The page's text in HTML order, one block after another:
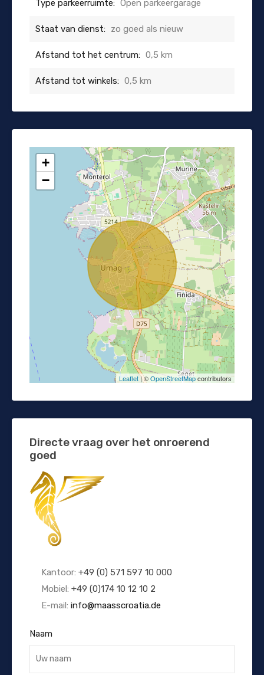
Type parkeerruimte: Open parkeergarage
Staat van dienst: zo goed als nieuw
Afstand tot het centrum: 0,5 km
Afstand tot winkels: 0,5 km
+
−
Leaflet| ©OpenStreetMapcontributors
Directe vraag over het onroerend
goed
Kantoor: +49 (0) 571 597 10 000
Mobiel: +49 (0)174 10 12 10 2
E-mail: info@maasscroatia.de
Naam